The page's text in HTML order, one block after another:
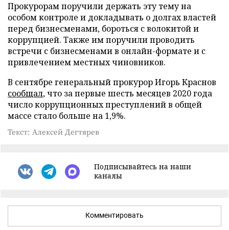
Прокурорам поручили держать эту тему на
особом контроле и докладывать о долгах властей
перед бизнесменами, бороться с волокитой и
коррупцией. Также им поручили проводить
встречи с бизнесменами в онлайн-формате и с
привлечением местных чиновников.
В сентябре генеральный прокурор Игорь Краснов
сообщал, что за первые шесть месяцев 2020 года
число коррупционных преступлений в общей
массе стало больше на 1,9%.
Текст: Алексей Дегтярев
Подписывайтесь на наши
каналы
Комментировать